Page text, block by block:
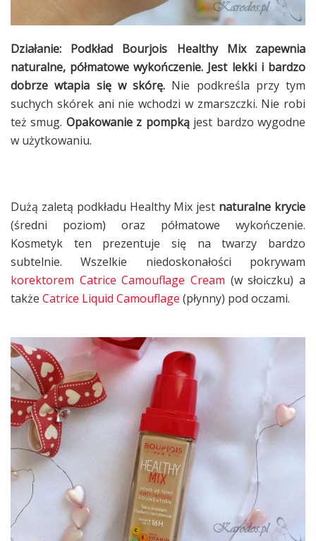
Działanie:
Podkład Bourjois Healthy Mix zapewnia
naturalne, półmatowe wykończenie. Jest lekki i bardzo
dobrze wtapia się w skórę. Nie podkreśla przy tym
suchych skórek ani nie wchodzi w zmarszczki. Nie robi
też smug. Opakowanie z pompkąjest bardzo wygodne
w użytkowaniu.
Dużą zaletą podkładu Healthy Mix jest naturalne krycie
(średni poziom) oraz półmatowe wykończenie.
Kosmetyk ten prezentuje się na twarzy bardzo
subtelnie. Wszelkie niedoskonałości pokrywam
korektorem Catrice Camouflage Cream (w słoiczku) a
także Catrice Liquid Camouflage (płynny) pod oczami.